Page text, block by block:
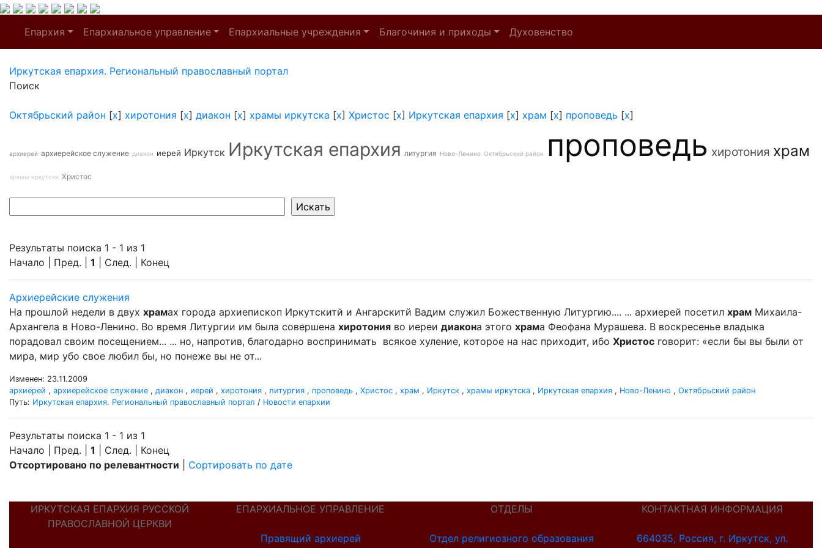
Епархия Епархиальное управление Епархиальные учреждения Благочиния и приходы Духовенство
Иркутская епархия. Региональный православный портал
Поиск
Октябрьский район [x] хиротония [x] диакон [x] храмы иркутска [x] Христос [x] Иркутская епархия [x] храм [x] проповедь [x]
архиерей архиерейское служение диакон иерей Иркутск Иркутская епархия литургия Ново-Ленино Октябрьский район проповедь хиротония храм
храмы иркутска Христос
Результаты поиска 1 - 1 из 1
Начало | Пред. | 1 | След. | Конец
Архиерейские служения
На прошлой недели в двух храмах города архиепископ Иркутскитй и Ангарскитй Вадим служил Божественную Литургию.... ... архиерей посетил храм Михаила-
Архангела в Ново-Ленино. Во время Литургии им была совершена хиротония во иереи диакона этого храма Феофана Мурашева. В воскресенье владыка
порадовал своим посещением... ... но, напротив, благодарно воспринимать всякое хуление, которое на нас приходит, ибо Христос говорит: «если бы вы были от
мира, мир убо свое любил бы, но понеже вы не от...
Изменен: 23.11.2009
архиерей , архиерейское служение , диакон , иерей , хиротония , литургия , проповедь , Христос , храм , Иркутск , храмы иркутска , Иркутская епархия , Ново-Ленино , Октябрьский район
Путь: Иркутская епархия. Региональный православный портал / Новости епархии
Результаты поиска 1 - 1 из 1
Начало | Пред. | 1 | След. | Конец
Отсортировано по релевантности
Сортировать по дате
ИРКУТСКАЯ ЕПАРХИЯ РУССКОЙ
ПРАВОСЛАВНОЙ ЦЕРКВИ
ЕПАРХИАЛЬНОЕ УПРАВЛЕНИЕ
Правящий архиерей
ОТДЕЛЫ
Отдел религиозного образования
КОНТАКТНАЯ ИНФОРМАЦИЯ
664035, Россия, г. Иркутск, ул.